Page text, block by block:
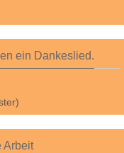
ein Dankeslied.
Arbeit